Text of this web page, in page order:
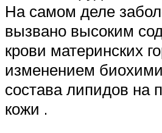
На самом деле
вызвано высоким
крови материнских
изменением
состава липидов на
кожи .